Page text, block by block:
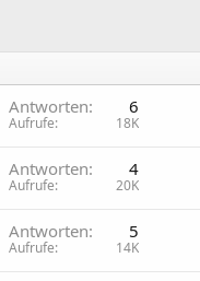
Antworten 6
Aufrufe 18K
Antworten 4
Aufrufe 20K
Antworten 5
Aufrufe 14K